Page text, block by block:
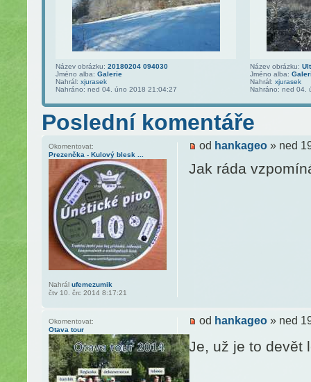
Název obrázku: 20180204 094030
Jméno alba: Galerie
Nahrál: xjurasek
Nahráno: ned 04. úno 2018 21:04:27
Název obrázku:
Jméno alba:
Nahrál: xjurasek
Nahráno: ned 04.
Poslední komentáře
od hankageo» ned
Jak ráda
Okomentovat:
Prezenčka - Kulový blesk ...
Nahrál ufemezumik
čtv 10. črc 2014 8:17:21
od hankageo» ned
Je, už je to devět
Okomentovat:
Otava tour